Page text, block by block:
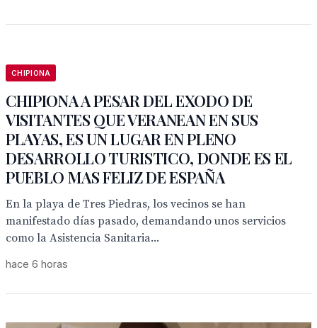
CHIPIONA
CHIPIONA A PESAR DEL EXODO DE
VISITANTES QUE VERANEAN EN SUS
PLAYAS, ES UN LUGAR EN PLENO
DESARROLLO TURISTICO, DONDE ES EL
PUEBLO MAS FELIZ DE ESPAÑA
En la playa de Tres Piedras, los vecinos se han
manifestado días pasado, demandando unos servicios
como la Asistencia Sanitaria...
hace 6 horas